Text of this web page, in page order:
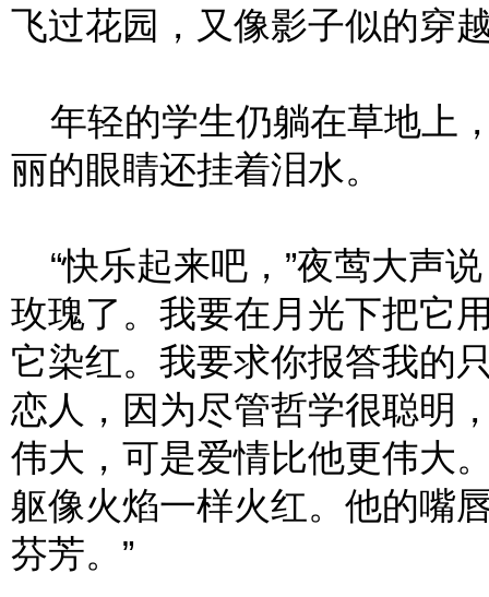
飞过花园，又像影子似的穿
年轻的学生仍躺在草地上
丽的眼睛还挂着泪水。
“快乐起来吧，”夜莺大声
玫瑰了。我要在月光下把它
它染红。我要求你报答我的
恋人，因为尽管哲学很聪明
伟大，可是爱情比他更伟大
躯像火焰一样火红。他的嘴
芬芳。”